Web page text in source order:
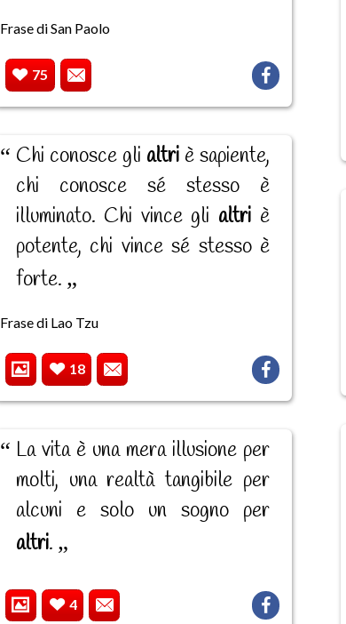
Frase di San Paolo
75
Chi conosce gli altriè sapiente,
chi conosce sé stesso è
illuminato. Chi vince gli altriè
potente, chi vince sé stesso è
forte.
Frase di Lao Tzu
18
La vita è una mera illusione per
molti, una realtà tangibile per
alcuni e solo un sogno per
altri.
4